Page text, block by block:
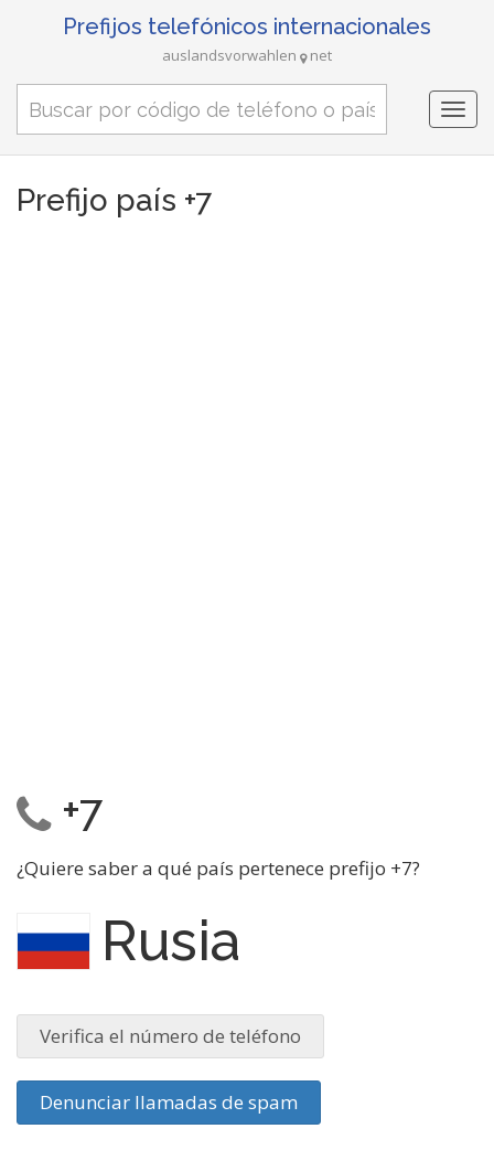
Prefijos telefónicos internacionales
auslandsvorwahlen net
Prefijo país +7
+7
¿Quiere saber a qué país pertenece prefijo +7?
Rusia
Verifica el número de teléfono
Denunciar llamadas de spam